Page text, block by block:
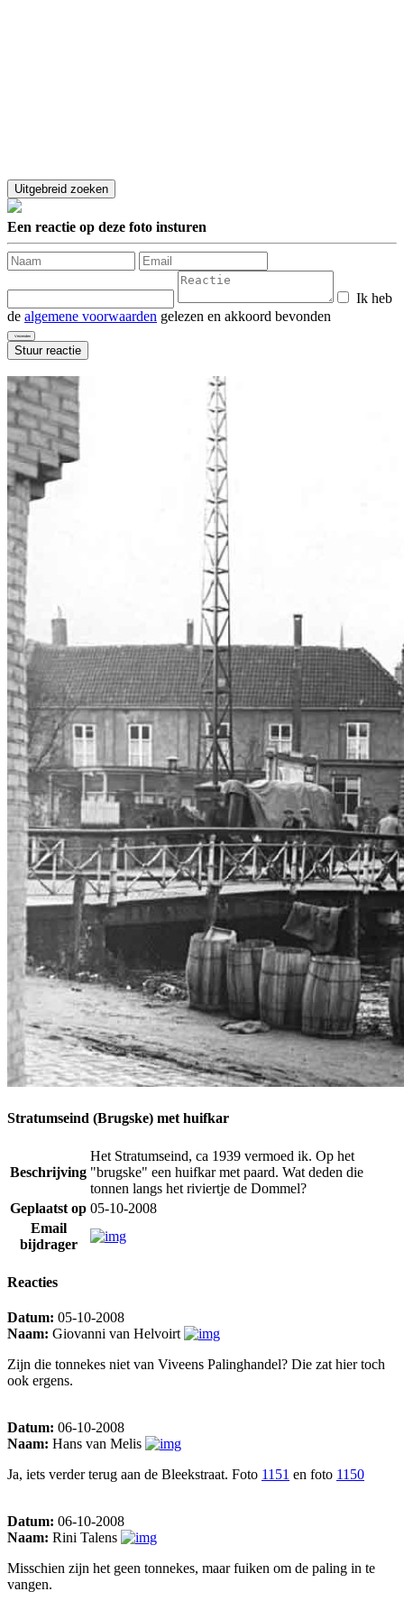
Een reactie op deze foto insturen
Ik heb
de algemene voorwaarden gelezen en akkoord bevonden
Stratumseind (Brugske) met huifkar
Beschrijving
Het Stratumseind, ca 1939 vermoed ik. Op het
"brugske" een huifkar met paard. Wat deden die
tonnen langs het riviertje de Dommel?
Geplaatst op 05-10-2008
Email
bijdrager
Reacties
Datum: 05-10-2008
Naam: Giovanni van Helvoirt
Zijn die tonnekes niet van Viveens Palinghandel? Die zat hier toch
ook ergens.
Datum: 06-10-2008
Naam: Hans van Melis
Ja, iets verder terug aan de Bleekstraat. Foto 1151 en foto 1150
Datum: 06-10-2008
Naam: Rini Talens
Misschien zijn het geen tonnekes, maar fuiken om de paling in te
vangen.